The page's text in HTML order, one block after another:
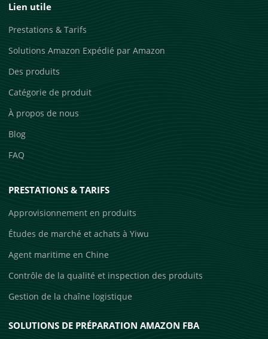
Lien utile
Prestations & Tarifs
Solutions Amazon Expédié par Amazon
Des produits
Catégorie de produit
À propos de nous
Blog
FAQ
PRESTATIONS & TARIFS
Approvisionnement en produits
Études de marché et achats à Yiwu
Agent maritime en Chine
Contrôle de la qualité et inspection des produits
Gestion de la chaîne logistique
SOLUTIONS DE PRÉPARATION AMAZON FBA